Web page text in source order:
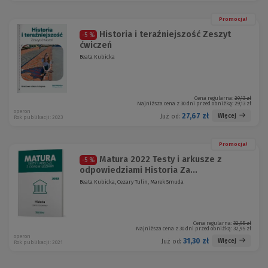
Promocja!
-5 %
Historia i teraźniejszość Zeszyt
ćwiczeń
Beata Kubicka
Cena regularna: 29,13 zł
Najniższa cena z 30 dni przed obniżką: 29,13 zł
Już od: 27,67 zł Więcej
operon
Rok publikacji: 2023
Promocja!
-5 %
Matura 2022 Testy i arkusze z
odpowiedziami Historia Za...
Beata Kubicka, Cezary Tulin, Marek Smuda
Cena regularna: 32,95 zł
Najniższa cena z 30 dni przed obniżką: 32,95 zł
Już od: 31,30 zł Więcej
operon
Rok publikacji: 2021